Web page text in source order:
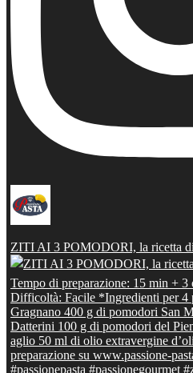
ZITI AI 3 POMODORI, la ricetta